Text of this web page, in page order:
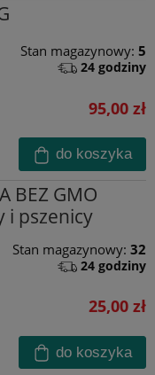
Stan magazynowy: 5
24 godziny
95,00 zł
do koszyka
BEZ GMO
i pszenicy
Stan magazynowy: 32
24 godziny
25,00 zł
do koszyka